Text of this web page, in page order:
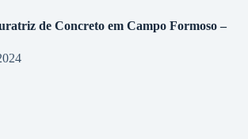
de Concreto em Campo Formoso –